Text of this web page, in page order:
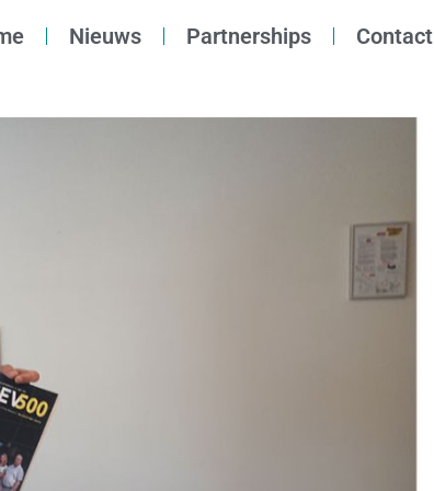
Nieuws Partnerships Contact